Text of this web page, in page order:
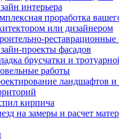
интерьера
проработка
или дизайнером
реставрационные
проекты фасадов
брусчатки и
работы
ландшафтов
кирпича
на замеры и расчет